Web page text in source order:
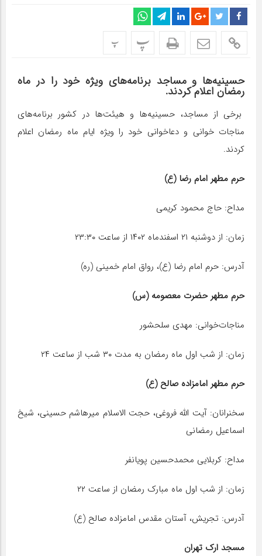
پ پ
حسینیه‌ها و مساجد برنامه‌های ویژه خود را در ماه
رمضان اعلام کردند.
برخی از مساجد، حسینیه‌ها و هیئت‌ها در کشور برنامه‌های
مناجات خوانی و دعاخوانی خود را ویژه ایام ماه رمضان اعلام
کردند.
حرم مطهر امام رضا (ع)
مداح: حاج محمود کریمی
زمان: از دوشنبه ۲۱ اسفندماه ۱۴۰۲ از ساعت ۲۳:۳۰
آدرس: حرم امام رضا (ع)، رواق امام خمینی (ره)
حرم مطهر حضرت معصومه (س)
مناجات‌خوانی: مهدی سلحشور
زمان: از شب اول ماه رمضان به مدت ۳۰ شب از ساعت ۲۴
حرم مطهر امامزاده صالح (ع)
سخنرانان: آیت الله فروغی، حجت الاسلام میرهاشم حسینی، شیخ
اسماعیل رمضانی
مداح: کربلایی محمدحسین پویانفر
زمان: از شب اول ماه مبارک رمضان از ساعت ۲۲
آدرس: تجریش، آستان مقدس امامزاده صالح (ع)
مسجد ارک تهران